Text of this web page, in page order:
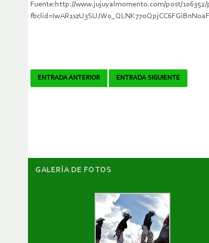
Fuente:http://www.jujuyalmomento.com/post/
Navegador
ENTRADA ANTERIOR ENTRADA SIGUIENTE
GALERÌA DE FOTOS